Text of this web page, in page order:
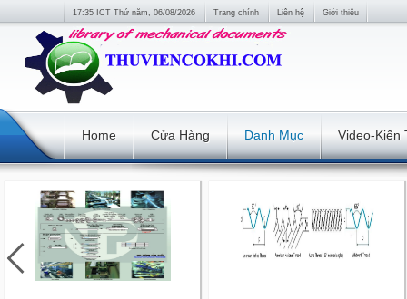
17:35 ICT Thứ năm, 06/08/2026 Trang chính Liên hệ Giới thiệu
Home Cửa Hàng Danh Mục Video-Kiến